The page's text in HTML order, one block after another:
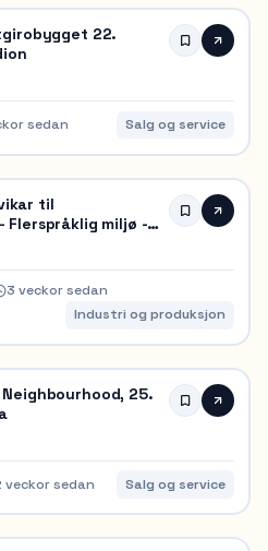
22.
sedan Salg og service
til
Flerspråklig miljø -
3 veckor sedan
Industri og produksjon
25.
veckor sedan Salg og service